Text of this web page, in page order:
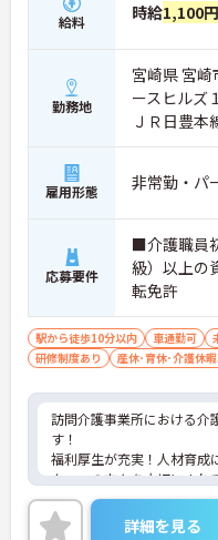
給料 時給1,100
勤務地
宮崎県 宮
ースヒルズ
ＪＲ日豊本
雇用形態 非常勤・パ
応募要件
■介護職員
級）以上の
転免許
駅から徒歩10分以内 車通勤可
研修制度あり
産休･育休･介護休
訪問介護事業所における介
す！
福利厚生が充実！人材育成
タッフの方々を大切にされ
ご興味ある方には、面接の
細をお話致しますのでお気
詳細を見る